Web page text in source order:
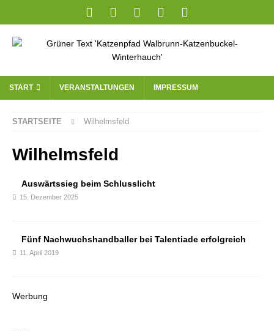
START VERANSTALTUNGEN IMPRESSUM
STARTSEITE Wilhelmsfeld
Wilhelmsfeld
Auswärtssieg beim Schlusslicht
15. Dezember 2025
Fünf Nachwuchshandballer bei Talentiade erfolgreich
11. April 2019
Werbung